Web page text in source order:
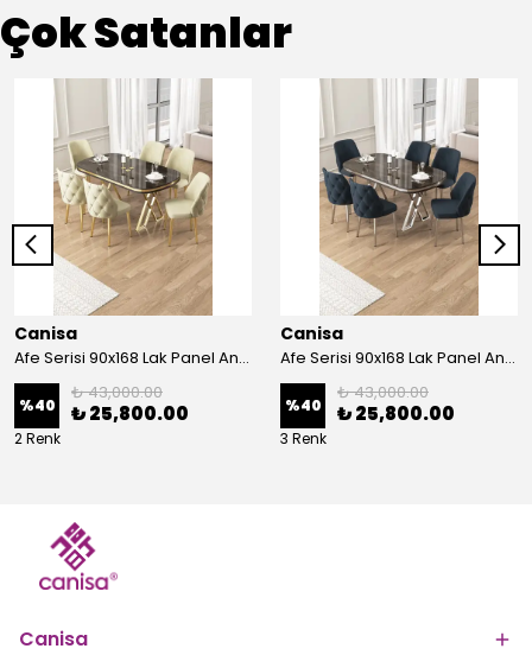
Çok Satanlar
Canisa
Afe Serisi 90x168 Lak Panel Antrasit İroni Masa ve 6 Sandalye Gold Kaplama Ayak
%40
₺ 43,000.00
₺ 25,800.00
2 Renk
Canisa
Afe Serisi 90x168 Lak Panel Antrasit İroni Masa ve 6 Sandalye Krom Kaplama Ayak
%40
₺ 43,000.00
₺ 25,800.00
3 Renk
Canisa